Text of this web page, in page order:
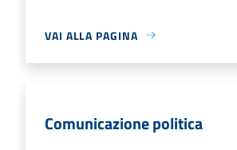
VAI ALLA PAGINA
Comunicazione politica